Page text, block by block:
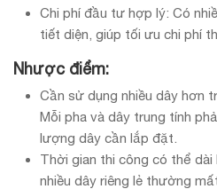
Chi phí đầu tư hợp lý: Có
tiết diện, giúp tối ưu chi phí
Nhược điểm:
Cần sử dụng nhiều dây hơn
Mỗi pha và dây trung tính
lượng dây cần lắp đặt.
Thời gian thi công có thể dài
nhiều dây riêng lẻ thường